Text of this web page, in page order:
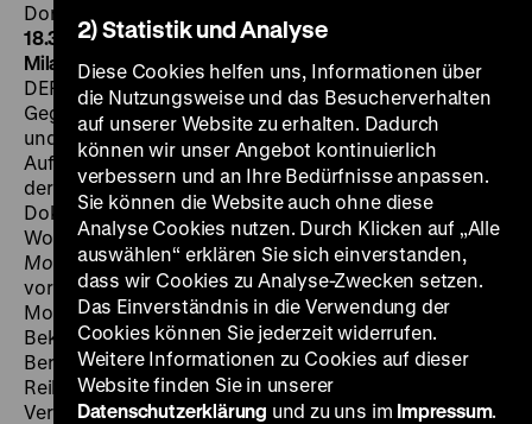
Dornbusch, Trude Lehmann, 96’
18.30 Uhr + FR 25.01. um 21 Uhr·Einführung am 19.01.:
Mila Ganeva Auch fünf Jahre nach der Gründung der
DEFA mangelte es noch an „heiteren
Gegenwartsfilmen“, die Alltagsprobleme ansprachen
und zugleich dem Publikum leichte Unterhaltung boten.
Auf dieses Manko reagierte 1951 Richard Groschopp,
der zuvor Erfahrungen als Kameramann für
Dokumentarfilme (Leipziger Messe, 1946) und die
WochenschauDer Augenzeugegesammelt hatte. Mit
Modell Biankaentstand unter seiner Regie ein Film, der
vor allem um das Thema Mode kreist. „Bianka” ist ein
Modellkleid, an dessen Entstehung zwei Betriebe der
Bekleidungsindustrie beteiligt sind: der VEB Berolina in
Berlin und der VEB Saxonia in Leipzig. Nach einer
Reihe komödiantischer Turbulenzen und romantischer
Verwicklungen kann das Kleid schließlich als eine
2) Statistik und Analyse
Diese Cookies helfen uns, Informationen über
die Nutzungsweise und das Besucherverhalten
auf unserer Website zu erhalten. Dadurch
können wir unser Angebot kontinuierlich
verbessern und an Ihre Bedürfnisse anpassen.
Sie können die Website auch ohne diese
Analyse Cookies nutzen. Durch Klicken auf „Alle
auswählen“ erklären Sie sich einverstanden,
dass wir Cookies zu Analyse-Zwecken setzen.
Das Einverständnis in die Verwendung der
Cookies können Sie jederzeit widerrufen.
Weitere Informationen zu Cookies auf dieser
Website finden Sie in unserer
Datenschutzerklärung und zu uns im Impressum.